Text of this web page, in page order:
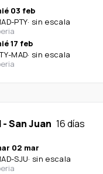
03 feb
-PTY· sin escala
17 feb
-MAD· sin escala
-San Juan 16 días
02 mar
-SJU· sin escala